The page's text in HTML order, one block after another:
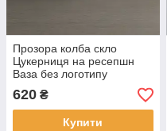
Прозора колба скло
Цукерниця на ресепшн
Ваза без логотипу
620 ₴
Купити